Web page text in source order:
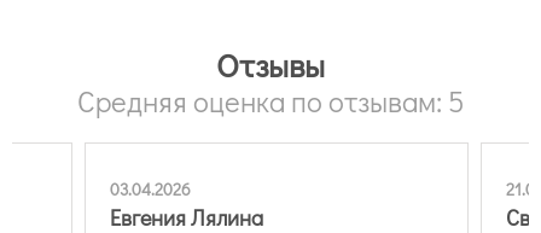
Отзывы
Средняя оценка по отзывам: 5
03.04.2026
Евгения Лялина